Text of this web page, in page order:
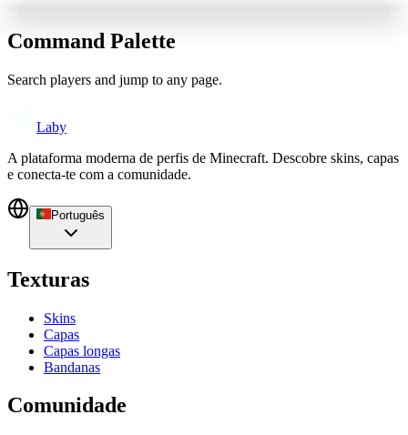
Command Palette
Search players and jump to any page.
Laby
A plataforma moderna de perfis de Minecraft. Descobre skins, capas
e conecta-te com a comunidade.
Português
Texturas
Skins
Capas
Capas longas
Bandanas
Comunidade